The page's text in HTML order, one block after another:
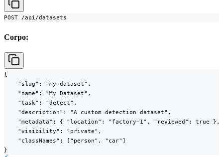
POST /api/datasets
Corpo:
{
    "slug": "my-dataset",
    "name": "My Dataset",
    "task": "detect",
    "description": "A custom detection dataset",
    "metadata": { "location": "factory-1", "reviewed": true },
    "visibility": "private",
    "classNames": ["person", "car"]
}